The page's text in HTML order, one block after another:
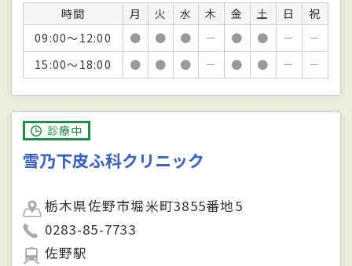
時間 月 火 水 木 金 土 日
祝
09:00～12:00
● ● ● － ● ● －
－
15:00～18:00
● ● ● － ● ● － －
診療中
雪乃下皮ふ科クリニック
栃木県佐野市堀米町3855番地5
0283-85-7733
佐野駅